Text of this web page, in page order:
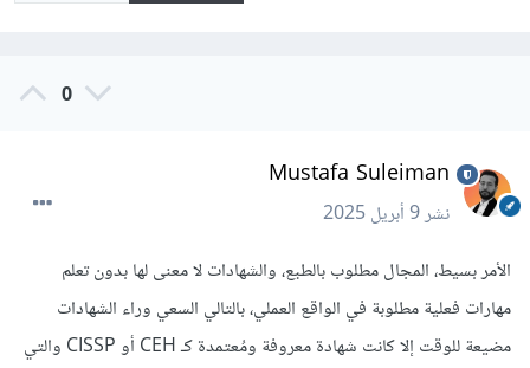
0
Mustafa Suleiman
نشر9 أبريل 2025
الأمر بسيط، المجال مطلوب بالطبع، والشهادات لا معنى لها بدون تعلم
مهارات فعلية مطلوبة في الواقع العملي، بالتالي السعي وراء الشهادات
مضيعة للوقت إلا كانت شهادة معروفة ومُعتمدة كـ CEH أو CISSP والتي